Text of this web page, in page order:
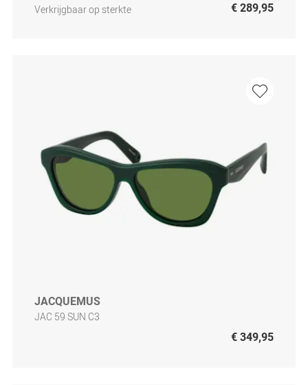
Verkrijgbaar op sterkte
€ 289,95
JACQUEMUS
JAC 59 SUN C3
€ 349,95